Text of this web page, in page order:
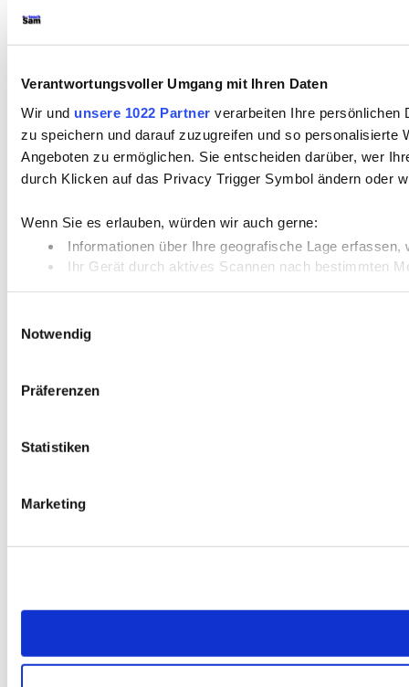
Verantwortungsvoller Umgang mit Ihren Daten
Wir und unsere 1022 Partner verarbeiten Ihre persönlichen
zu speichern und darauf zuzugreifen und so personalisierte
Angeboten zu ermöglichen. Sie entscheiden darüber, wer
durch Klicken auf das Privacy Trigger Symbol ändern oder
Wenn Sie es erlauben, würden wir auch gerne:
Informationen über Ihre geografische Lage
Ihr Gerät durch aktives Scannen nach bestimmten
Erfahren Sie mehr darüber, wie Ihre persönlichen Daten
Wir verwenden Cookies, um Inhalte und Anzeigen zu
gesammelt haben.
Notwendig
Präferenzen
Statistiken
Marketing